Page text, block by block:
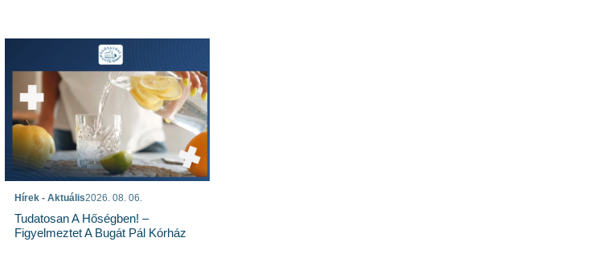
Hírek - Aktuális2026. 08. 06.
Tudatosan A Hőségben! –
Figyelmeztet A Bugát Pál Kórház